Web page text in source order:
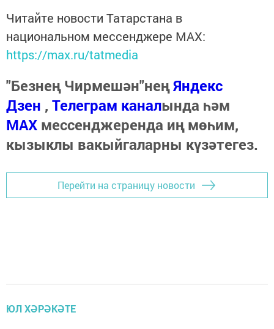
Читайте новости Татарстана в
национальном мессенджере MАХ:
https://max.ru/tatmedia
"Безнең Чирмешән"неңЯндекс
Дзен , Телеграм каналында һәм
МАХ мессенджеренда иң мөһим,
кызыклы вакыйгаларны күзәтегез.
Перейти на страницу новости
ЮЛ ХӘРӘКӘТЕ